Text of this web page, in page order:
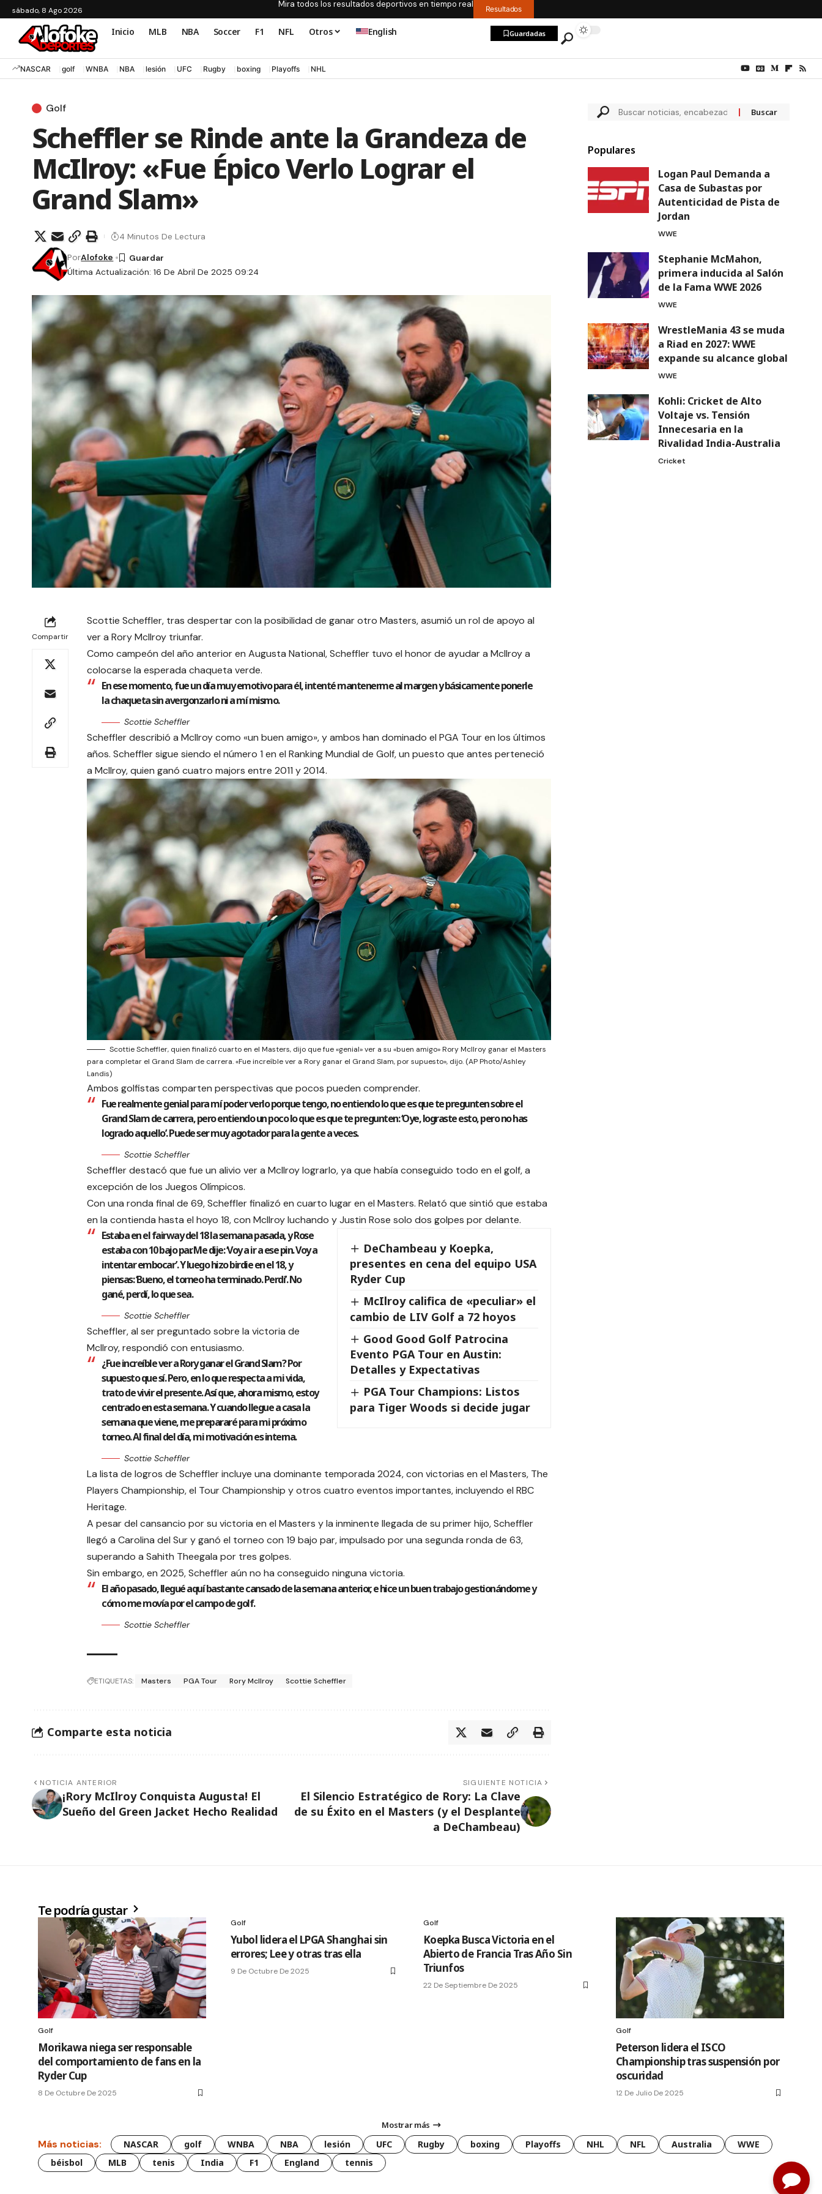
sábado, 8 Ago 2026
Mira todos los resultados deportivos en tiempo real Resultados
Inicio MLB NBA Soccer F1 NFL Otros English Guardadas
NASCAR golf WNBA NBA lesión UFC Rugby boxing Playoffs NHL
Golf
Scheffler se Rinde ante la Grandeza de
McIlroy: «Fue Épico Verlo Lograr el
Grand Slam»
Última Actualización: 16 De Abril De 2025 09:24
PorAlofoke
4 Minutos De Lectura
Compartir
Scottie Scheffler, tras despertar con la posibilidad de ganar otro Masters, asumió un rol de apoyo al
ver a Rory McIlroy triunfar.
Como campeón del año anterior en Augusta National, Scheffler tuvo el honor de ayudar a McIlroy a
colocarse la esperada chaqueta verde.
En ese momento, fue un día muy emotivo para él, intenté mantenerme al margen y básicamente ponerle
la chaqueta sin avergonzarlo ni a mí mismo.
Scottie Scheffler
Scheffler describió a McIlroy como «un buen amigo», y ambos han dominado el PGA Tour en los últimos
años. Scheffler sigue siendo el número 1 en el Ranking Mundial de Golf, un puesto que antes perteneció
a McIlroy, quien ganó cuatro majors entre 2011 y 2014.
Scottie Scheffler, quien finalizó cuarto en el Masters, dijo que fue «genial» ver a su «buen amigo» Rory McIlroy ganar el Masters
para completar el Grand Slam de carrera. «Fue increíble ver a Rory ganar el Grand Slam, por supuesto», dijo. (AP Photo/Ashley
Landis)
Ambos golfistas comparten perspectivas que pocos pueden comprender.
Fue realmente genial para mí poder verlo porque tengo, no entiendo lo que es que te pregunten sobre el
Grand Slam de carrera, pero entiendo un poco lo que es que te pregunten: ‘Oye, lograste esto, pero no has
logrado aquello’. Puede ser muy agotador para la gente a veces.
Scottie Scheffler
Scheffler destacó que fue un alivio ver a McIlroy lograrlo, ya que había conseguido todo en el golf, a
excepción de los Juegos Olímpicos.
Con una ronda final de 69, Scheffler finalizó en cuarto lugar en el Masters. Relató que sintió que estaba
en la contienda hasta el hoyo 18, con McIlroy luchando y Justin Rose solo dos golpes por delante.
DeChambeau y Koepka,
presentes en cena del equipo USA
Ryder Cup
McIlroy califica de «peculiar» el
cambio de LIV Golf a 72 hoyos
Good Good Golf Patrocina
Evento PGA Tour en Austin:
Detalles y Expectativas
PGA Tour Champions: Listos
para Tiger Woods si decide jugar
Estaba en el fairway del 18 la semana pasada, y Rose
estaba con 10 bajo par. Me dije: ‘Voy a ir a ese pin. Voy a
intentar embocar’. Y luego hizo birdie en el 18, y
piensas: ‘Bueno, el torneo ha terminado. Perdí’. No
gané, perdí, lo que sea.
Scottie Scheffler
Scheffler, al ser preguntado sobre la victoria de
McIlroy, respondió con entusiasmo.
¿Fue increíble ver a Rory ganar el Grand Slam? Por
supuesto que sí. Pero, en lo que respecta a mi vida,
trato de vivir el presente. Así que, ahora mismo, estoy
centrado en esta semana. Y cuando llegue a casa la
semana que viene, me prepararé para mi próximo
torneo. Al final del día, mi motivación es interna.
Scottie Scheffler
La lista de logros de Scheffler incluye una dominante temporada 2024, con victorias en el Masters, The
Players Championship, el Tour Championship y otros cuatro eventos importantes, incluyendo el RBC
Heritage.
A pesar del cansancio por su victoria en el Masters y la inminente llegada de su primer hijo, Scheffler
llegó a Carolina del Sur y ganó el torneo con 19 bajo par, impulsado por una segunda ronda de 63,
superando a Sahith Theegala por tres golpes.
Sin embargo, en 2025, Scheffler aún no ha conseguido ninguna victoria.
El año pasado, llegué aquí bastante cansado de la semana anterior, e hice un buen trabajo gestionándome y
cómo me movía por el campo de golf.
Scottie Scheffler
ETIQUETAS: Masters PGA Tour Rory McIlroy Scottie Scheffler
Comparte esta noticia
NOTICIA ANTERIOR
¡Rory McIlroy Conquista Augusta! El
Sueño del Green Jacket Hecho Realidad
SIGUIENTE NOTICIA
El Silencio Estratégico de Rory: La Clave
de su Éxito en el Masters (y el Desplante
a DeChambeau)
Populares
Logan Paul Demanda a
Casa de Subastas por
Autenticidad de Pista de
Jordan
WWE
Stephanie McMahon,
primera inducida al Salón
de la Fama WWE 2026
WWE
WrestleMania 43 se muda
a Riad en 2027: WWE
expande su alcance global
WWE
Kohli: Cricket de Alto
Voltaje vs. Tensión
Innecesaria en la
Rivalidad India-Australia
Cricket
Te podría gustar
Golf
Morikawa niega ser responsable
del comportamiento de fans en la
Ryder Cup
8 De Octubre De 2025
Golf
Yubol lidera el LPGA Shanghai sin
errores; Lee y otras tras ella
9 De Octubre De 2025
Golf
Koepka Busca Victoria en el
Abierto de Francia Tras Año Sin
Triunfos
22 De Septiembre De 2025
Golf
Peterson lidera el ISCO
Championship tras suspensión por
oscuridad
12 De Julio De 2025
Mostrar más
Más noticias: NASCAR golf WNBA NBA lesión UFC Rugby boxing Playoffs NHL NFL Australia
WWE
béisbol
MLB tenis India F1 England tennis